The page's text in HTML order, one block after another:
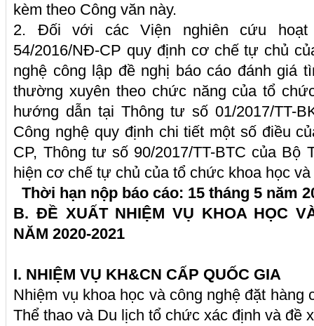
kèm theo Công văn này.
2. Đối với các Viện nghiên cứu hoạt
54/2016/NĐ-CP quy định cơ chế tự chủ
nghệ công lập đề nghị báo cáo đánh giá
thường xuyên theo chức năng của tổ
hướng dẫn tại Thông tư số 01/2017/TT-
Công nghệ quy định chi tiết một số điều
CP, Thông tư số 90/2017/TT-BTC của Bộ
hiện cơ chế tự chủ của tổ chức khoa học
Thời hạn nộp báo cáo: 15 tháng 5 năm
B. ĐỀ XUẤT NHIỆM VỤ KHOA HỌC
NĂM 2020-2021
I. NHIỆM VỤ KH&CN CẤP QUỐC GIA
Nhiệm vụ khoa học và công nghệ đặt hàng
Thể thao và Du lịch tổ chức xác định và đề